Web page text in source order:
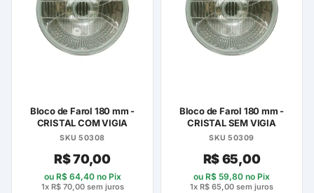
As
opções
podem
ser
página
do
produto
As
opções
podem
ser
página
do
produto
Bloco de Farol 180 mm -
CRISTAL COM VIGIA
SKU 50308
R$70,00
ou R$64,40no Pix
1x R$70,00sem juros
Bloco de Farol 180 mm -
CRISTAL SEM VIGIA
SKU 50309
R$65,00
ou R$ 59,80 no Pix
1x R$ 65,00 sem juros